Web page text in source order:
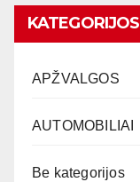
KATEGORIJOS
APŽVALGOS
AUTOMOBILIAI
Be kategorijos